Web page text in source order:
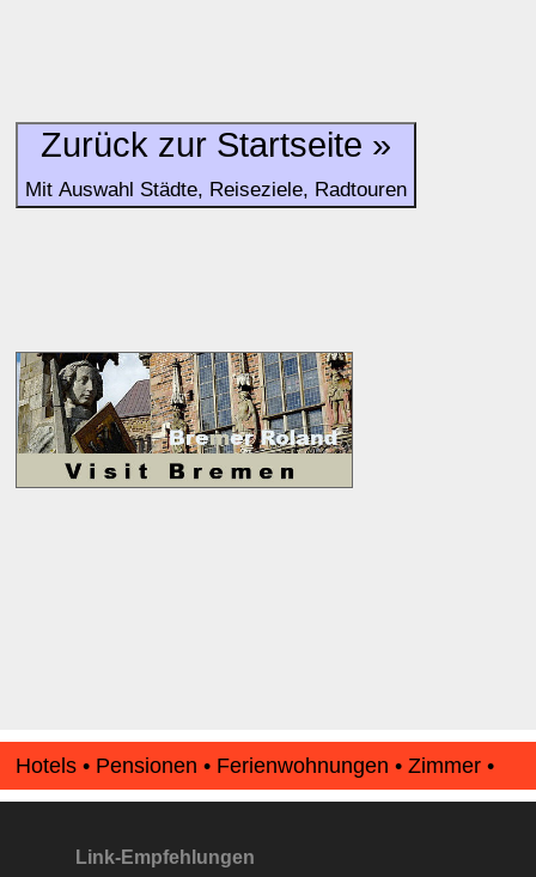
Zurück zur Startseite »
Mit Auswahl Städte, Reiseziele, Radtouren
Hotels • Pensionen • Ferienwohnungen • Zimmer •
Apartments • www.Finde-Unterkunft.de
Link-Empfehlungen